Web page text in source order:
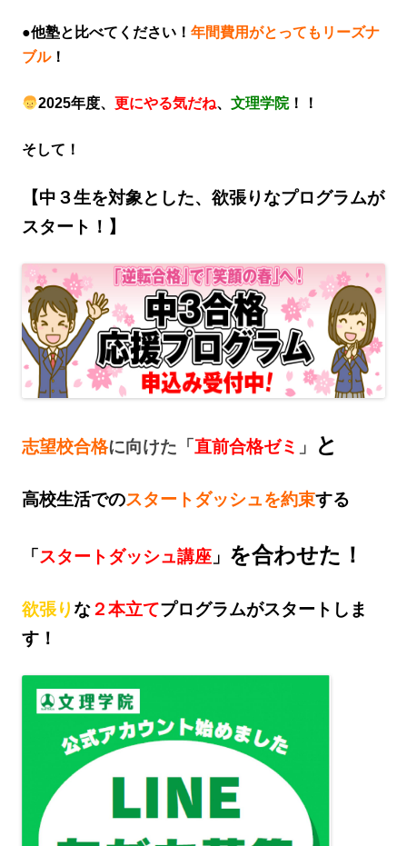
●他塾と比べてください！ 年間費用がとってもリーズナ
ブル！
2025年度、更にやる気だね、文理学院！！
そして！
【中３生を対象とした、欲張りなプログラムが
スタート！】
志望校合格に向けた「 直前合格ゼミ 」 と
高校生活でのスタートダッシュを約束する
「 スタートダッシュ講座 」 を合わせた！
欲張りな２本立てプログラムがスタートしま
す！